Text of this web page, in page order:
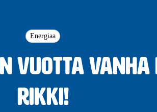
Energiaa
vuotta
rikki!